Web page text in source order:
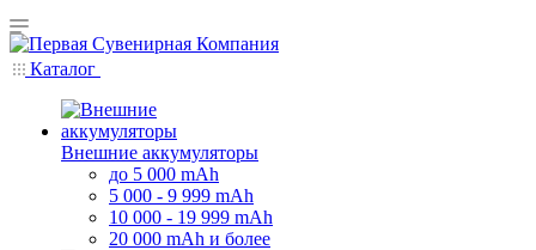
Каталог
Внешние аккумуляторы
до 5 000 mAh
5 000 - 9 999 mAh
10 000 - 19 999 mAh
20 000 mAh и более